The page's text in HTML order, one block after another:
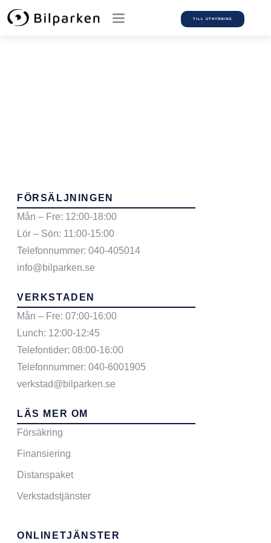
TILL UTHYRNING
FÖRSÄLJNINGEN
Mån – Fre: 12:00-18:00
Lör – Sön: 11:00-15:00
Telefonnummer: 040-405014
info@bilparken.se
VERKSTADEN
Mån – Fre: 07:00-16:00
Lunch: 12:00-12:45
Telefontider: 08:00-16:00
Telefonnummer: 040-6001905
verkstad@bilparken.se
LÄS MER OM
Försäkring
Finansiering
Distanspaket
Verkstadstjänster
ONLINETJÄNSTER